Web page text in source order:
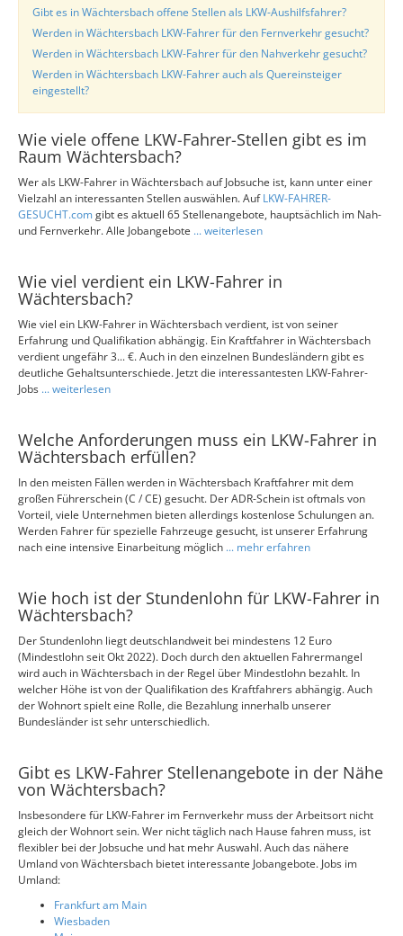
Gibt es in Wächtersbach offene Stellen als LKW-Aushilfsfahrer?
Werden in Wächtersbach LKW-Fahrer für den Fernverkehr gesucht?
Werden in Wächtersbach LKW-Fahrer für den Nahverkehr gesucht?
Werden in Wächtersbach LKW-Fahrer auch als Quereinsteiger
eingestellt?
Wie viele offene LKW-Fahrer-Stellen gibt es im
Raum Wächtersbach?
Wer als LKW-Fahrer in Wächtersbach auf Jobsuche ist, kann unter einer
Vielzahl an interessanten Stellen auswählen. AufLKW-FAHRER-
GESUCHT.comgibt es aktuell 65 Stellenangebote, hauptsächlich im Nah-
und Fernverkehr. Alle Jobangebote ... weiterlesen
Wie viel verdient ein LKW-Fahrer in
Wächtersbach?
Wie viel ein LKW-Fahrer in Wächtersbach verdient, ist von seiner
Erfahrung und Qualifikation abhängig. Ein Kraftfahrer in Wächtersbach
verdient ungefähr 3... €. Auch in den einzelnen Bundesländern gibt es
deutliche Gehaltsunterschiede. Jetzt die interessantesten LKW-Fahrer-
Jobs ... weiterlesen
Welche Anforderungen muss ein LKW-Fahrer in
Wächtersbach erfüllen?
In den meisten Fällen werden in Wächtersbach Kraftfahrer mit dem
großen Führerschein (C / CE) gesucht. Der ADR-Schein ist oftmals von
Vorteil, viele Unternehmen bieten allerdings kostenlose Schulungen an.
Werden Fahrer für spezielle Fahrzeuge gesucht, ist unserer Erfahrung
nach eine intensive Einarbeitung möglich ... mehr erfahren
Wie hoch ist der Stundenlohn für LKW-Fahrer in
Wächtersbach?
Der Stundenlohn liegt deutschlandweit bei mindestens 12 Euro
(Mindestlohn seit Okt 2022). Doch durch den aktuellen Fahrermangel
wird auch in Wächtersbach in der Regel über Mindestlohn bezahlt. In
welcher Höhe ist von der Qualifikation des Kraftfahrers abhängig. Auch
der Wohnort spielt eine Rolle, die Bezahlung innerhalb unserer
Bundesländer ist sehr unterschiedlich.
Gibt es LKW-Fahrer Stellenangebote in der Nähe
von Wächtersbach?
Insbesondere für LKW-Fahrer im Fernverkehr muss der Arbeitsort nicht
gleich der Wohnort sein. Wer nicht täglich nach Hause fahren muss, ist
flexibler bei der Jobsuche und hat mehr Auswahl. Auch das nähere
Umland von Wächtersbach bietet interessante Jobangebote. Jobs im
Umland:
Frankfurt am Main
Wiesbaden